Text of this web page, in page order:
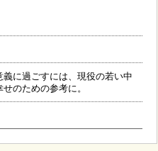
に過ごすには、現役の若い中
のための参考に。